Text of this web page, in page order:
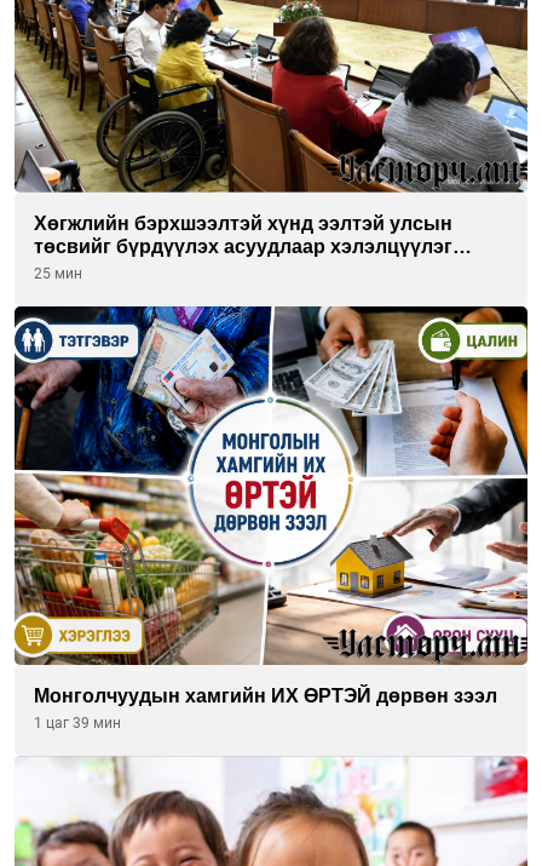
Хөгжлийн бэрхшээлтэй хүнд ээлтэй улсын
төсвийг бүрдүүлэх асуудлаар хэлэлцүүлэг
өрнүүлж байна
25 мин
Монголчуудын хамгийн ИХ ӨРТЭЙ дөрвөн зээл
1 цаг 39 мин